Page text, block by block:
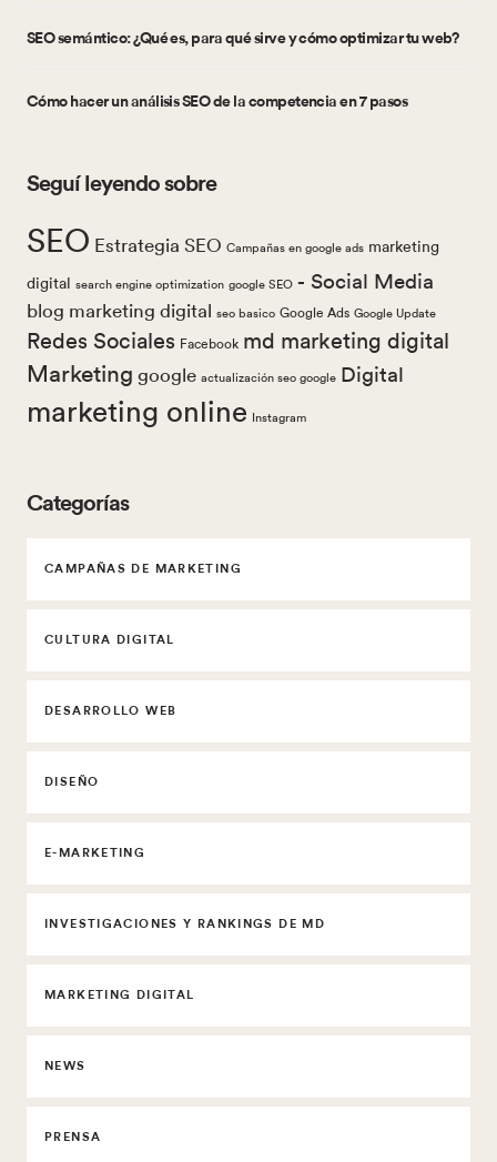
SEO semántico: ¿Qué es, para qué sirve y cómo optimizar tu web?
Cómo hacer un análisis SEO de la competencia en 7 pasos
Seguí leyendo sobre
SEO Estrategia SEO Campañas en google ads marketing
digital search engine optimization google SEO - Social Media
blog marketing digital seo basico Google Ads Google Update
Redes Sociales Facebook md marketing digital
Marketing google actualización seo google Digital
marketing online Instagram
Categorías
CAMPAÑAS DE MARKETING
CULTURA DIGITAL
DESARROLLO WEB
DISEÑO
E-MARKETING
INVESTIGACIONES Y RANKINGS DE MD
MARKETING DIGITAL
NEWS
PRENSA